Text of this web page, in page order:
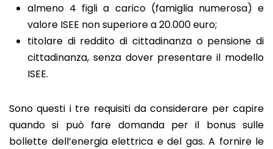
almeno 4 figli a carico (famiglia numerosa) e
valore ISEE non superiore a 20.000 euro;
titolare di reddito di cittadinanza o pensione di
cittadinanza, senza dover presentare il modello
ISEE.
Sono questi i tre requisiti da considerare per capire
quando si può fare domanda per il bonus sulle
bollette dell’energia elettrica e del gas. A fornire le